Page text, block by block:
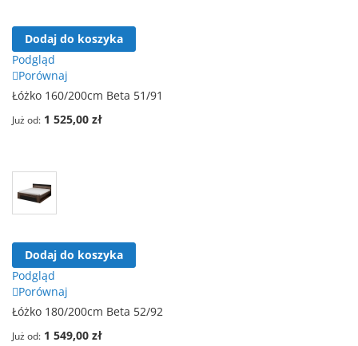
Dodaj do koszyka
Podgląd
Porównaj
Łóżko 160/200cm Beta 51/91
Już od 1 525,00 zł
Dodaj do koszyka
Podgląd
Porównaj
Łóżko 180/200cm Beta 52/92
Już od 1 549,00 zł